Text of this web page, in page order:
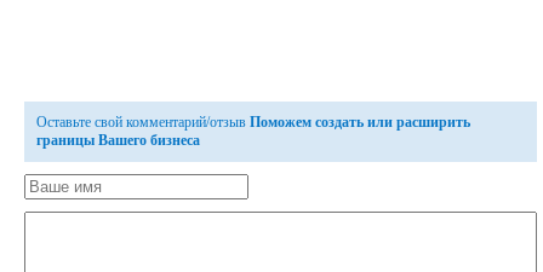
Оставьте свой комментарий/отзыв Поможем создать или расширить
границы Вашего бизнеса